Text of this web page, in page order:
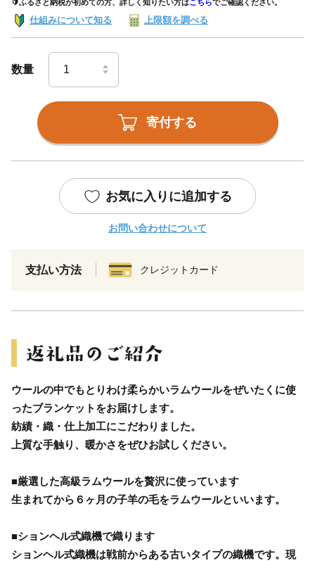
🔰ふるさと納税が初めての方、詳しく知りたい方はこちらでご確認ください。
仕組みについて知る 上限額を調べる
数量
寄付する
お気に入りに追加する
お問い合わせについて
支払い方法 クレジットカード
ウールの中でもとりわけ柔らかいラムウールをぜいたくに使
ったブランケットをお届けします。
紡績・織・仕上加工にこだわりました。
上質な手触り、暖かさをぜひお試しください。
■厳選した高級ラムウールを贅沢に使っています
生まれてから６ヶ月の子羊の毛をラムウールといいます。
■ションヘル式織機で織ります
ションヘル式織機は戦前からある古いタイプの織機です。現